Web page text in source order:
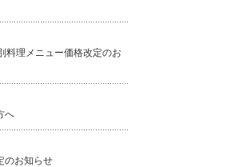
料理メニュー価格改定のお
へ
のお知らせ